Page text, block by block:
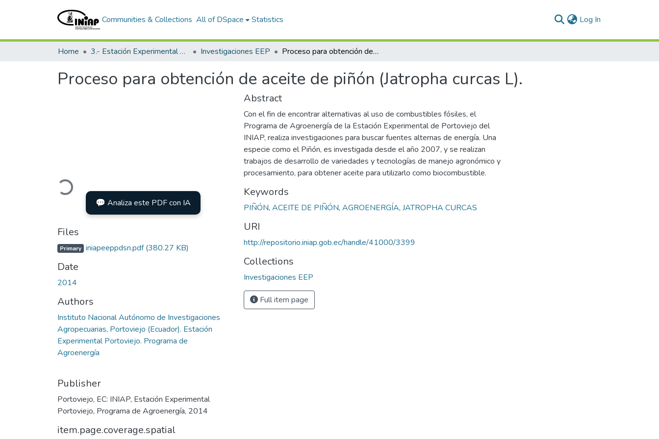
Communities & Collections All of DSpace Statistics Log In
Home 3.- Estación Experimental Portoviejo Investigaciones EEP Proceso para obtención de aceite de piñón (Jatropha curcas L).
Proceso para obtención de aceite de piñón (Jatropha curcas L).
Loading...
💬 Analiza este PDF con IA
Files
Primary iniapeeppdsn.pdf(380.27 KB)
Date
2014
Authors
Instituto Nacional Autónomo de Investigaciones
Agropecuarias, Portoviejo (Ecuador). Estación
Experimental Portoviejo. Programa de
Agroenergía
Publisher
Portoviejo, EC: INIAP, Estación Experimental
Portoviejo, Programa de Agroenergía, 2014
item.page.coverage.spatial
Abstract
Con el fin de encontrar alternativas al uso de combustibles fósiles, el
Programa de Agroenergía de la Estación Experimental de Portoviejo del
INIAP, realiza investigaciones para buscar fuentes alternas de energía. Una
especie como el Piñón, es investigada desde el año 2007, y se realizan
trabajos de desarrollo de variedades y tecnologías de manejo agronómico y
procesamiento, para obtener aceite para utilizarlo como biocombustible.
Keywords
PIÑÓN, ACEITE DE PIÑÓN, AGROENERGÍA, JATROPHA CURCAS
URI
http://repositorio.iniap.gob.ec/handle/41000/3399
Collections
Investigaciones EEP
Full item page